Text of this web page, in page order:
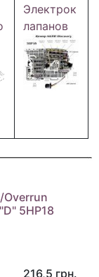
Электрок
лапанов
Overrun
5HP18
216,5 грн.